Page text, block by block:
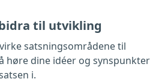
til utvikling
satsningsområdene til
høre dine idéer og synspunkter
i.